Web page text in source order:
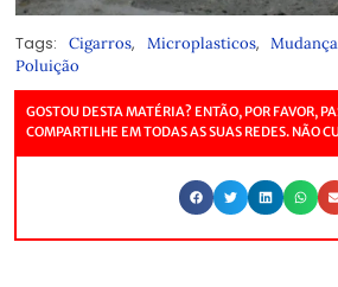
Tags: Cigarros, Microplasticos,
Poluição
GOSTOU DESTA MATÉRIA? ENTÃO, POR FAVOR,
COMPARTILHE EM TODAS AS SUAS REDES. NÃO